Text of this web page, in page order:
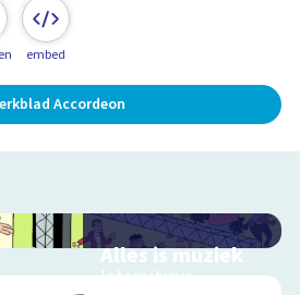
embed
Accordeon
Alles is muziek
Interactieve